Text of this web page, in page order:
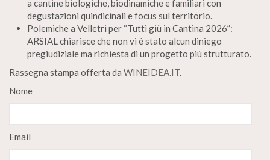
a cantine biologiche, biodinamiche e familiari con
degustazioni quindicinali e focus sul territorio.
Polemiche a Velletri per “Tutti giù in Cantina 2026”:
ARSIAL chiarisce che non vi è stato alcun diniego
pregiudiziale ma richiesta di un progetto più strutturato.
Rassegna stampa offerta da WINEIDEA.IT.
Nome
Email